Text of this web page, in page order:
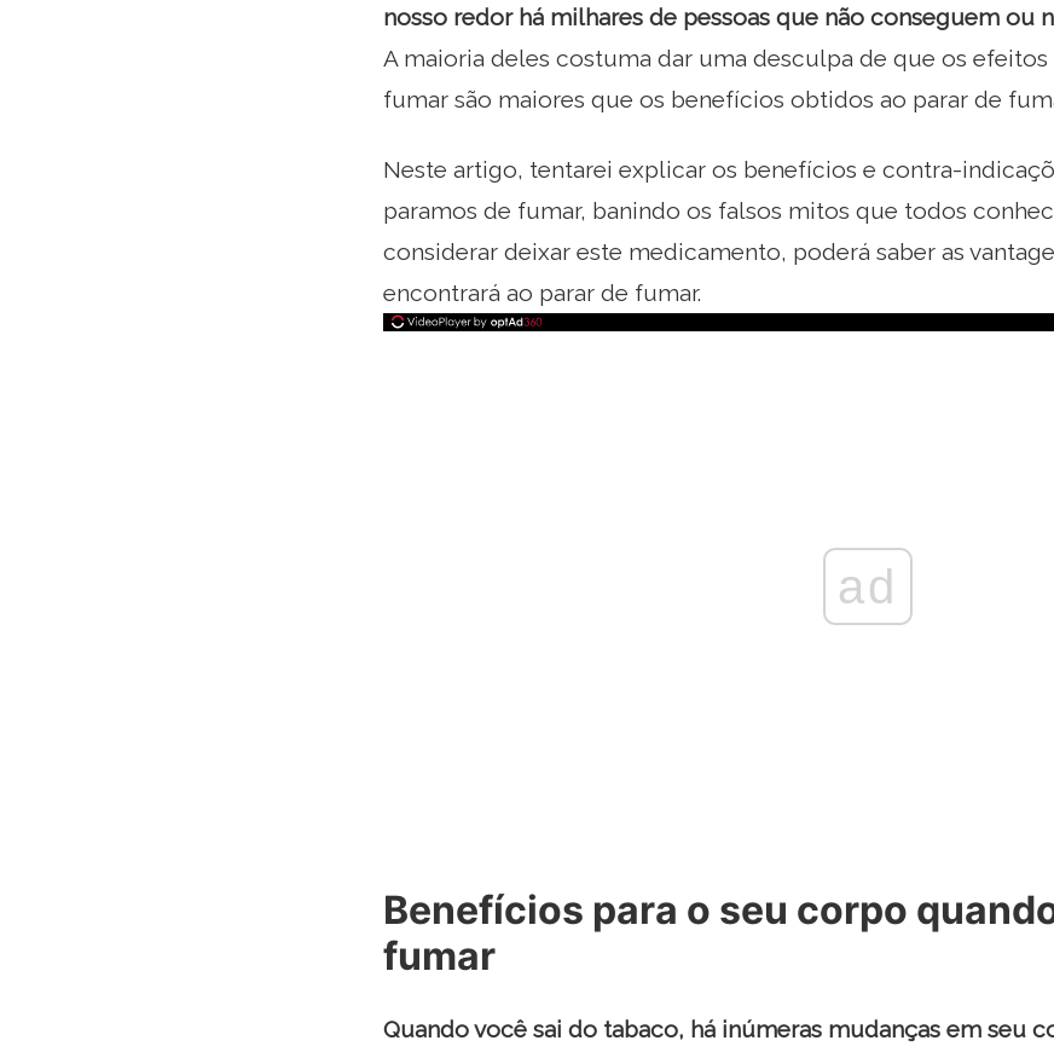
nosso redor há milhares de pessoas que não conseguem ou
A maioria deles costuma dar uma desculpa de que os
fumar são maiores que os benefícios obtidos ao parar de
Neste artigo, tentarei explicar os benefícios e contra-
paramos de fumar, banindo os falsos mitos que todos
considerar deixar este medicamento, poderá saber as
encontrará ao parar de fumar.
ad
Benefícios para o seu corpo
fumar
Quando você sai do tabaco, há inúmeras mudanças em seu